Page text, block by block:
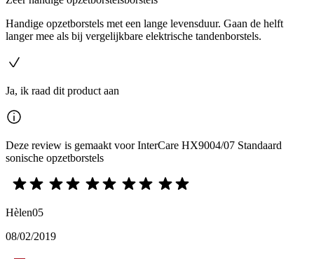
Handige opzetborstels met een lange levensduur. Gaan de helft
langer mee als bij vergelijkbare elektrische tandenborstels.
Ja, ik raad dit product aan
Deze review is gemaakt voor InterCare HX9004/07 Standaard
sonische opzetborstels
Hèlen05
08/02/2019